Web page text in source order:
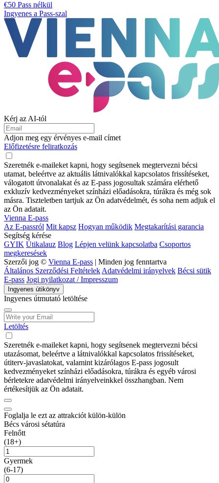
€50 Pass nélkül
Ingyenes a Pass-szal
Kérj az AI-tól
Adjon meg egy érvényes e-mail címet
Előfizetésre feliratkozás
Szeretnék e-maileket kapni, hogy segítsenek megtervezni bécsi
utamat, beleértve az aktuális látnivalókkal kapcsolatos frissítéseket,
válogatott útvonalakat és az E-pass jogosultak számára elérhető
exkluzív kedvezményeket színházi előadásokra, túrákra és még sok
másra. Tiszteletben tartjuk az Ön adatvédelmét, és soha nem adjuk el
az Ön adatait.
Vienna E-pass
Az E-passról Mit kapsz Hogyan működik Megtakarítási garancia
Segítség kérése
GYIK Útikalauz Blog Lépjen velünk kapcsolatba Csoportos
megkeresések
Szerzői jog © Vienna E-pass | Minden jog fenntartva
Általános Szerződési Feltételek Adatvédelmi irányelvek Bécsi sütik
E-pass Jogi nyilatkozat / Impresszum
Ingyenes útikönyv
Ingyenes útmutató letöltése
Letöltés
Szeretnék e-maileket kapni, hogy segítsenek megtervezni bécsi
utazásomat, beleértve a látnivalókkal kapcsolatos frissítéseket,
útiterv-javaslatokat, valamint kizárólagos E-pass jogosult
kedvezményeket színházi előadásokra, túrákra és egyéb városi
bérletekre adatvédelmi irányelveinkkel összhangban. Nem
értékesítjük az Ön adatait.
Foglalja le ezt az attrakciót külön-külön
Bécs városi sétatúra
Felnőtt
(18+)
Gyermek
(6-17)